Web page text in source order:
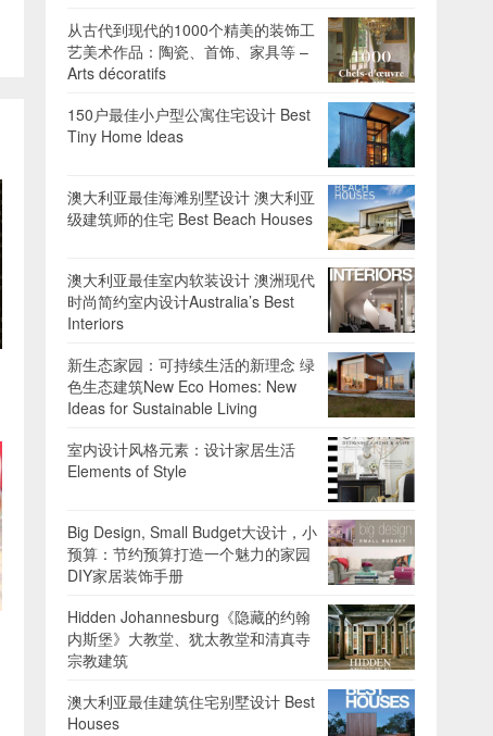
从古代到现代的1000个精美的装饰工
艺美术作品：陶瓷、首饰、家具等 –
Arts décoratifs
150户最佳小户型公寓住宅设计 Best
Tiny Home ldeas
澳大利亚最佳海滩别墅设计 澳大利亚
级建筑师的住宅 Best Beach Houses
澳大利亚最佳室内软装设计 澳洲现代
时尚简约室内设计Australia’s Best
Interiors
新生态家园：可持续生活的新理念 绿
色生态建筑New Eco Homes: New
Ideas for Sustainable Living
室内设计风格元素：设计家居生活
Elements of Style
Big Design, Small Budget大设计，小
预算：节约预算打造一个魅力的家园
DIY家居装饰手册
Hidden Johannesburg《隐藏的约翰
内斯堡》大教堂、犹太教堂和清真寺
宗教建筑
澳大利亚最佳建筑住宅别墅设计 Best
Houses